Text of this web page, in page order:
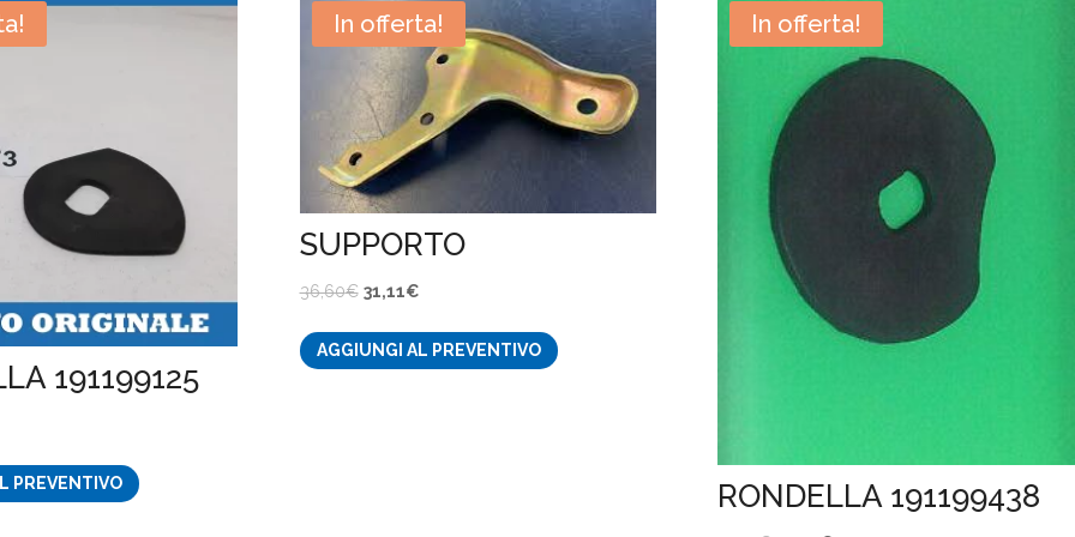
191199125
PREVENTIVO
In offerta!
SUPPORTO
36,60€ Il
originale
31,11€Il
attuale
AGGIUNGI AL PREVENTIVO
In offerta!
RONDELLA 191199438